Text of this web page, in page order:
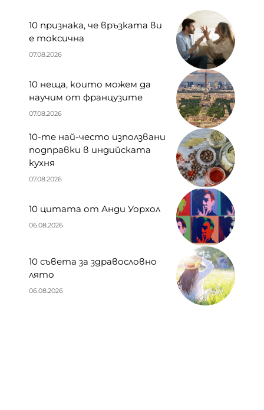
10 признака, че връзката ви
е токсична
07.08.2026
10 неща, които можем да
научим от французите
07.08.2026
10-те най-често използвани
подправки в индийската
кухня
07.08.2026
10 цитата от Анди Уорхол
06.08.2026
10 съвета за здравословно
лято
06.08.2026